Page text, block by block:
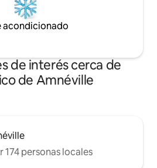
acondicionado
de interés cerca de
de Amnéville
personas locales